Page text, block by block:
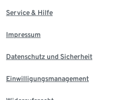
Service & Hilfe
Impressum
Datenschutz und Sicherheit
Einwilligungsmanagement